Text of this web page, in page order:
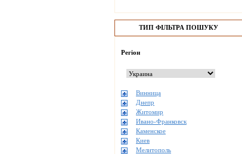
ТИП ФІЛЬТРА ПОШУКУ
Регіон
Винница
Днепр
Житомир
Ивано-Франковск
Каменское
Киев
Мелитополь